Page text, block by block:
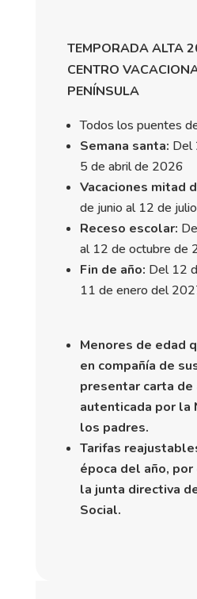
TEMPORADA ALTA
CENTRO
PENÍNSULA
Todos los puentes
Semana santa: Del
5 de abril de 2026
Vacaciones mitad
de junio al 12 de
Receso escolar:
al 12 de octubre de
Fin de año: Del 12
11 de enero del
Menores de edad
en compañía de
presentar carta de
autenticada por la
los padres.
Tarifas
época del año,
la junta directiva
Social.